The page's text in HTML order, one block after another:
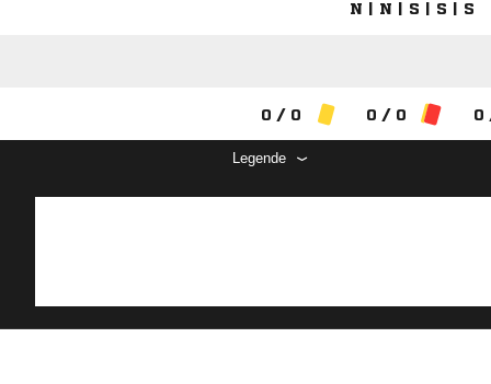
N | N | S | S | S
0 / 0 0 / 0 0
Legende